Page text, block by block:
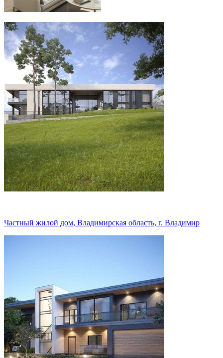
Частный жилой дом, Владимирская область, г. Владимир